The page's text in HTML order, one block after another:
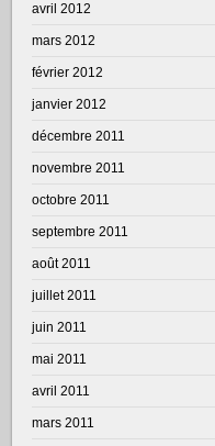
avril 2012
mars 2012
février 2012
janvier 2012
décembre 2011
novembre 2011
octobre 2011
septembre 2011
août 2011
juillet 2011
juin 2011
mai 2011
avril 2011
mars 2011